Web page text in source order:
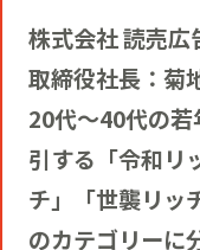
ビジネスデベロ
マーケティング
クリエイティブ
推進体制
環境
社会
会社概要
当社の歩み
役員一覧
新卒採用
通年採用
株式会社 読売
取締役社長：菊
20代～40代の
引する「令和リ
チ」「世襲リッ
のカテゴリーに